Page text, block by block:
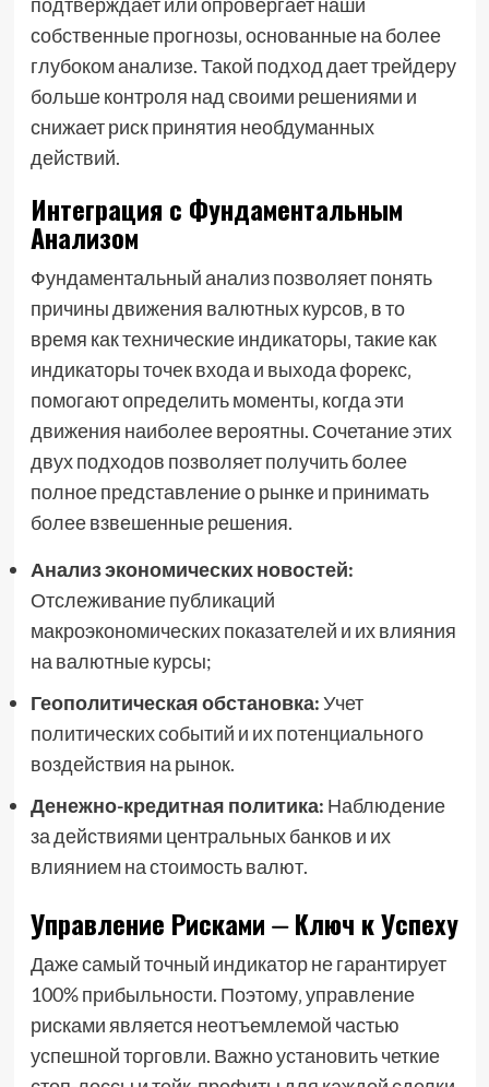
собственные прогнозы‚ основанные на более
глубоком анализе. Такой подход дает трейдеру
больше контроля над своими решениями и
снижает риск принятия необдуманных
действий.
Интеграция с Фундаментальным
Анализом
Фундаментальный анализ позволяет понять
причины движения валютных курсов‚ в то
время как технические индикаторы‚ такие как
индикаторы точек входа и выхода форекс‚
помогают определить моменты‚ когда эти
движения наиболее вероятны. Сочетание этих
двух подходов позволяет получить более
полное представление о рынке и принимать
более взвешенные решения.
Анализ экономических новостей:
Отслеживание публикаций
макроэкономических показателей и их влияния
на валютные курсы;
Геополитическая обстановка:Учет
политических событий и их потенциального
воздействия на рынок.
Денежно-кредитная политика: Наблюдение
за действиями центральных банков и их
влиянием на стоимость валют.
Управление Рисками ⏤ Ключ к Успеху
Даже самый точный индикатор не гарантирует
100% прибыльности. Поэтому‚ управление
рисками является неотъемлемой частью
успешной торговли. Важно установить четкие